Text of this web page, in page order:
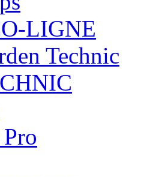
LIGNE
Technic